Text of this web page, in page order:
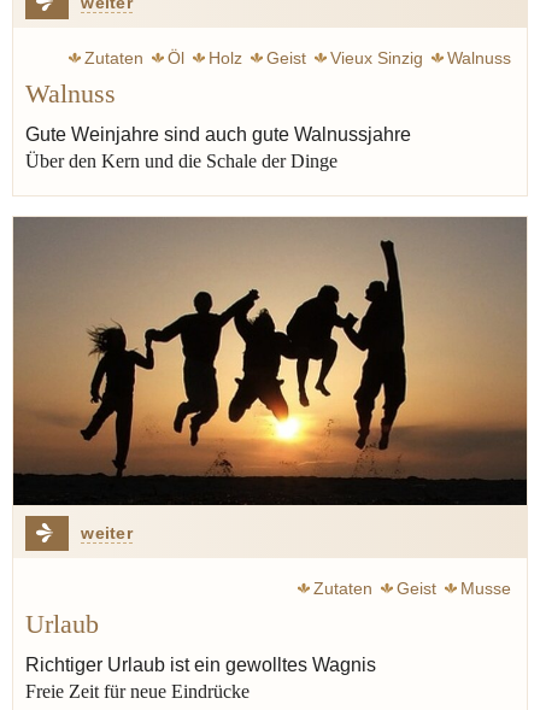
Zutaten Öl Holz Geist Vieux Sinzig
Walnuss
Walnuss
Gute Weinjahre sind auch gute Walnussjahre
Über den Kern und die Schale der Dinge
weiter
Zutaten Geist Musse
Urlaub
Richtiger Urlaub ist ein gewolltes Wagnis
Freie Zeit für neue Eindrücke